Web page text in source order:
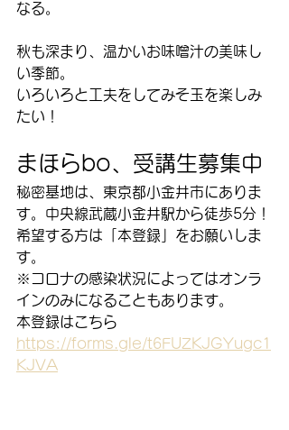
なる。
秋も深まり、温かいお味噌汁の美味し
い季節。
いろいろと工夫をしてみそ玉を楽しみ
たい！
まほらbo、受講生募集中
秘密基地は、東京都小金井市にありま
す。中央線武蔵小金井駅から徒歩5分！
希望する方は「本登録」をお願いしま
す。
※コロナの感染状況によってはオンラ
インのみになることもあります。
本登録はこちら
https://forms.gle/t6FUZKJGYugc1
KJVA